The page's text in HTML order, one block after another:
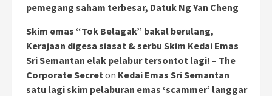
pemegang saham terbesar, Datuk Ng Yan Cheng
Skim emas “Tok Belagak” bakal berulang,
Kerajaan digesa siasat & serbu Skim Kedai Emas
Sri Semantan elak pelabur tersontot lagi! – The
Corporate Secret on Kedai Emas Sri Semantan
satu lagi skim pelaburan emas ‘scammer’ langgar